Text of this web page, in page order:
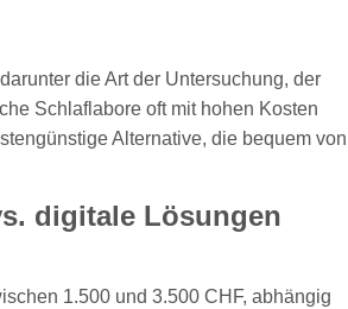
die Art der Untersuchung, der
Schlaflabore oft mit hohen Kosten
Alternative, die bequem von
digitale Lösungen
1.500 und 3.500 CHF, abhängig